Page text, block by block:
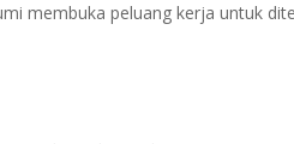
membuka peluang kerja untuk